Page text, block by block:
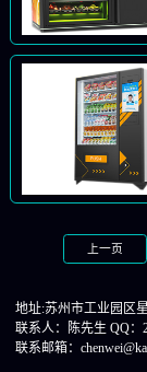
上一页
地址:苏州市工业园区
联系人：陈先生 QQ：
联系邮箱：